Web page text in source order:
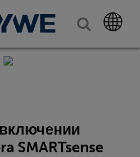
SMARTsense